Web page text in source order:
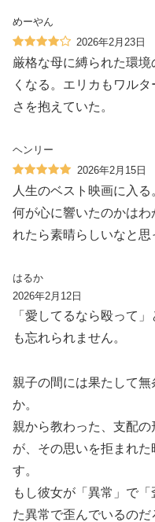
めーやん
2026年2月23日
厳格な母に縛られた環
くなる。エリカもワル
さを抱えていた。
ヘンリー
2026年2月15日
人生のベスト映画に入
何が心に響いたのかは
れたら素晴らしいなと思
はるか
2026年2月12日
「愛してるなら殴って
も忘れられません。
親子の間には果たして
か。
親から教わった、支配
が、その思いを拒まれ
す。
もし彼女が「異常」で
た異常で歪んでいるの